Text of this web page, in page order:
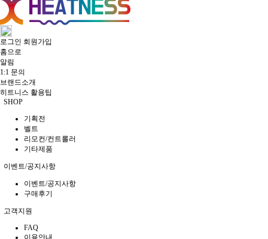
로그인 회원가입
홈으로
알림
1:1 문의
브랜드소개
히트니스 활용팁
SHOP
기획전
벨트
리모컨/컨트롤러
기타제품
이벤트/공지사항
이벤트/공지사항
구매후기
고객지원
FAQ
이용안내